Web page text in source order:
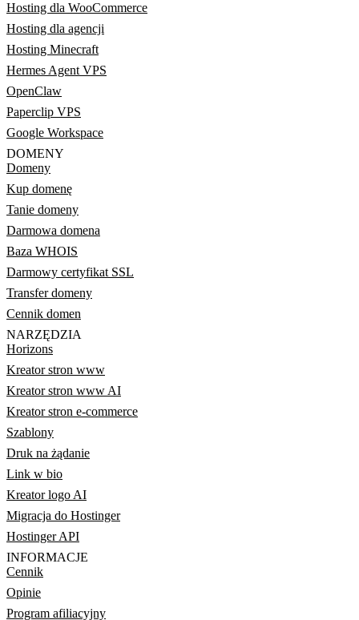
Hosting dla WooCommerce
Hosting dla agencji
Hosting Minecraft
Hermes Agent VPS
OpenClaw
Paperclip VPS
Google Workspace
DOMENY
Domeny
Kup domenę
Tanie domeny
Darmowa domena
Baza WHOIS
Darmowy certyfikat SSL
Transfer domeny
Cennik domen
NARZĘDZIA
Horizons
Kreator stron www
Kreator stron www AI
Kreator stron e-commerce
Szablony
Druk na żądanie
Link w bio
Kreator logo AI
Migracja do Hostinger
Hostinger API
INFORMACJE
Cennik
Opinie
Program afiliacyjny